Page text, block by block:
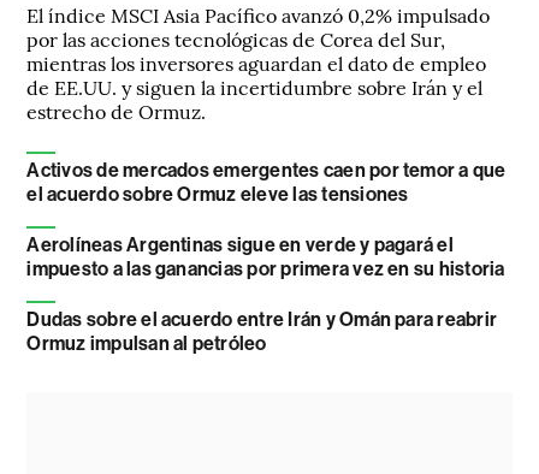
El índice MSCI Asia Pacífico avanzó 0,2% impulsado
por las acciones tecnológicas de Corea del Sur,
mientras los inversores aguardan el dato de empleo
de EE.UU. y siguen la incertidumbre sobre Irán y el
estrecho de Ormuz.
Activos de mercados emergentes caen por temor a que
el acuerdo sobre Ormuz eleve las tensiones
Aerolíneas Argentinas sigue en verde y pagará el
impuesto a las ganancias por primera vez en su historia
Dudas sobre el acuerdo entre Irán y Omán para reabrir
Ormuz impulsan al petróleo